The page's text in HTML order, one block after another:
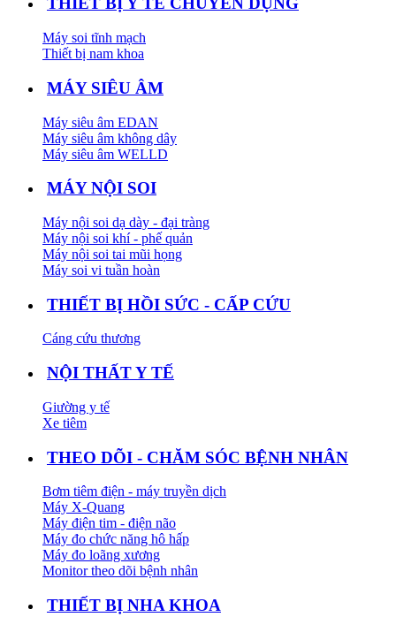
Máy soi tĩnh mạch
Thiết bị nam khoa
MÁY SIÊU ÂM
Máy siêu âm EDAN
Máy siêu âm không dây
Máy siêu âm WELLD
MÁY NỘI SOI
Máy nội soi dạ dày - đại tràng
Máy nội soi khí - phế quản
Máy nội soi tai mũi họng
Máy soi vi tuần hoàn
THIẾT BỊ HỒI SỨC - CẤP CỨU
Cáng cứu thương
NỘI THẤT Y TẾ
Giường y tế
Xe tiêm
THEO DÕI - CHĂM SÓC BỆNH NHÂN
Bơm tiêm điện - máy truyền dịch
Máy X-Quang
Máy điện tim - điện não
Máy đo chức năng hô hấp
Máy đo loãng xương
Monitor theo dõi bệnh nhân
THIẾT BỊ NHA KHOA